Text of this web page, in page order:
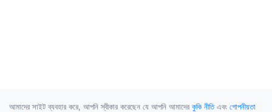
আমাদের সাইট ব্যবহার করে, আপনি স্বীকার করেছেন যে আপনি আমাদের কুকি নীতিএবং গোপনীয়তা